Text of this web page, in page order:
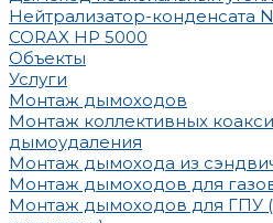
Нейтрализатор-конденсата
CORAX HP 5000
Объекты
Услуги
Монтаж дымоходов
Монтаж коллективных
дымоудаления
Монтаж дымохода из
Монтаж дымоходов для
Монтаж дымоходов для ГПУ